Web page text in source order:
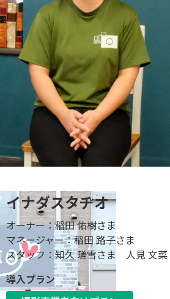
イナダスタヂオ
オーナー：稲田 佑樹さま
マネージャー：稲田 路子さま
スタッフ：知久 瑳雪さま 人見 文菜
導入プラン